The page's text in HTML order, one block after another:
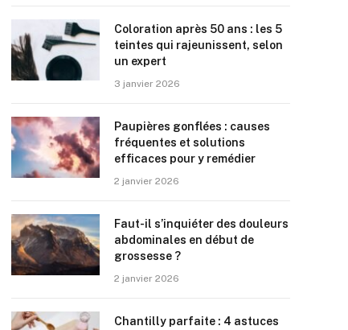
Coloration après 50 ans : les 5
teintes qui rajeunissent, selon
un expert
3 janvier 2026
Paupières gonflées : causes
fréquentes et solutions
efficaces pour y remédier
2 janvier 2026
Faut-il s’inquiéter des douleurs
abdominales en début de
grossesse ?
2 janvier 2026
Chantilly parfaite : 4 astuces